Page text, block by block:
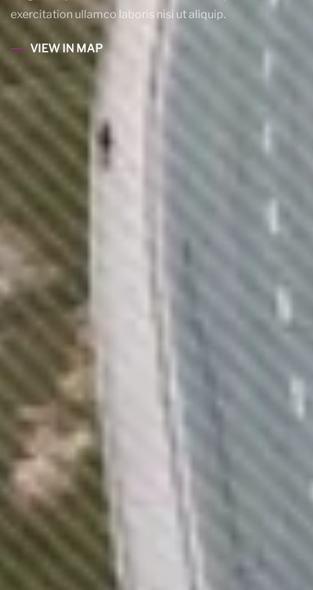
exercitation ullamco laboris nisi ut aliquip.
VIEW IN MAP